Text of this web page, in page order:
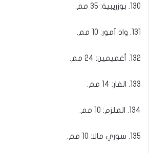
130. بوزريبية: 35 مم.
131. واد آمور: 10 مم.
132. أغميمين: 24 مم.
133. الفار: 14 مم.
134. الملزم: 10 مم.
135. سوري مالا: 10 مم.